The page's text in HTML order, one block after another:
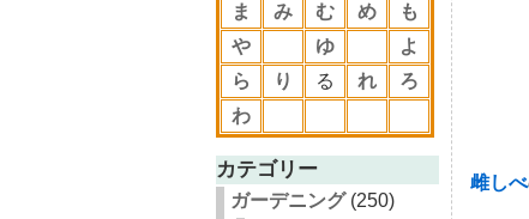
ま
み む め
も
や
ゆ
よ
ら
り る れ
ろ
わ
カテゴリー
ガーデニング(250)
雌しべ